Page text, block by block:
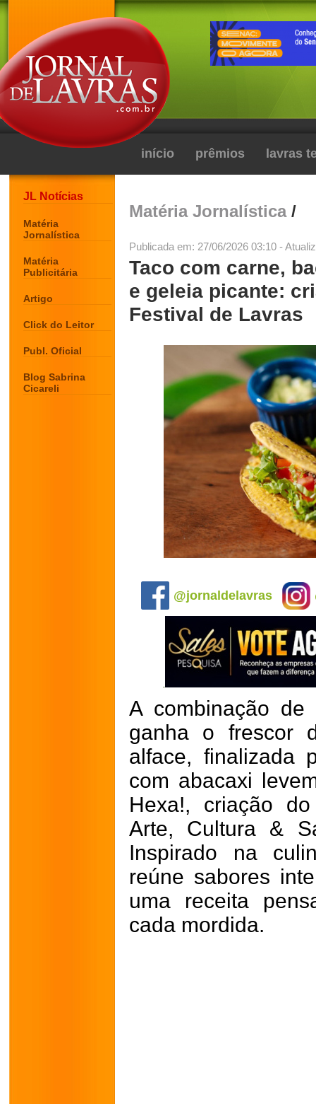
início prêmios lavras
JL Notícias
Matéria
Jornalística
Matéria
Publicitária
Artigo
Click do Leitor
Publ. Oficial
Blog Sabrina
Cicareli
Matéria Jornalística/
Publicada em: 27/06/2026 03:10 -
Taco com carne,
e geleia picante:
Festival de Lavras
@jornaldelavras
A combinação
ganha o frescor
alface, finalizada
com abacaxi
Hexa!, criação
Arte, Cultura &
Inspirado na
reúne sabores
uma receita
cada mordida.